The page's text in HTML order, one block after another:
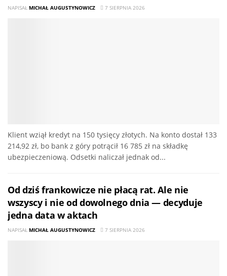
NAPISAŁ MICHAŁ AUGUSTYNOWICZ 7 SIERPNIA 2026
Klient wziął kredyt na 150 tysięcy złotych. Na konto dostał 133
214,92 zł, bo bank z góry potrącił 16 785 zł na składkę
ubezpieczeniową. Odsetki naliczał jednak od...
Od dziś frankowicze nie płacą rat. Ale nie
wszyscy i nie od dowolnego dnia — decyduje
jedna data w aktach
NAPISAŁ MICHAŁ AUGUSTYNOWICZ 7 SIERPNIA 2026